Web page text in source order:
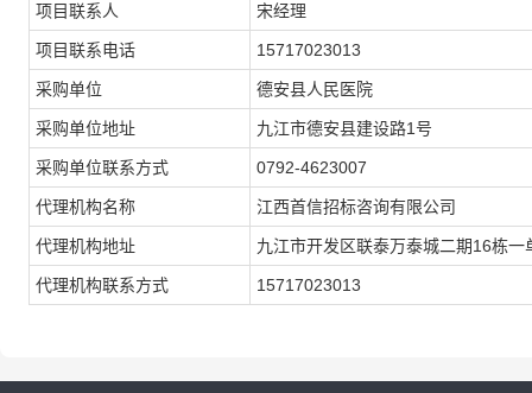
项目联系人 宋经理
项目联系电话 15717023013
采购单位 德安县人民医院
采购单位地址 九江市德安县建设路1号
采购单位联系方式 0792-4623007
代理机构名称 江西首信招标咨询有限公司
代理机构地址 九江市开发区联泰万泰城二期16栋一
代理机构联系方式 15717023013